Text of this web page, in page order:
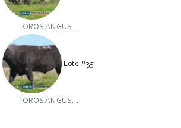
TOROS ANGUS...
Lote #35
TOROS ANGUS...